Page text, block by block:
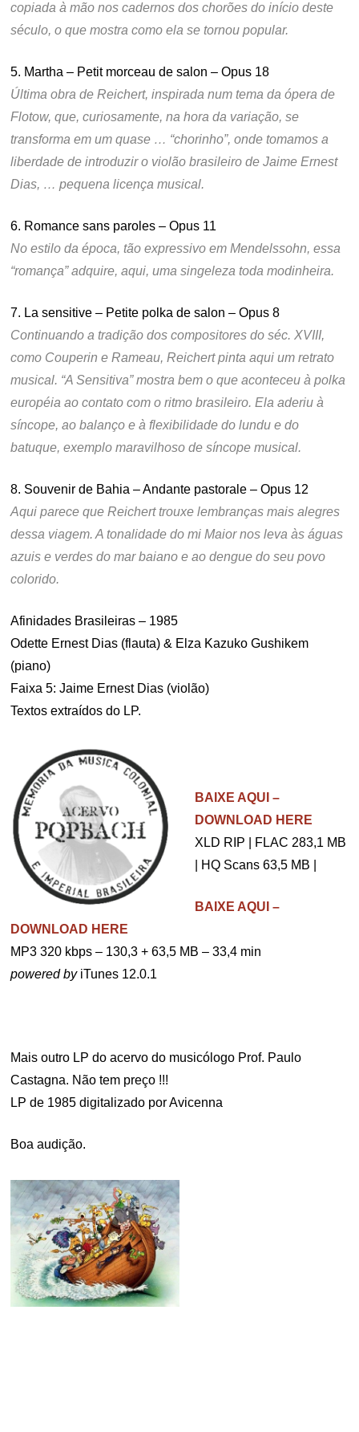
copiada à mão nos cadernos dos chorões do início deste
século, o que mostra como ela se tornou popular.
5. Martha – Petit morceau de salon – Opus 18
Última obra de Reichert, inspirada num tema da ópera de
Flotow, que, curiosamente, na hora da variação, se
transforma em um quase … “chorinho”, onde tomamos a
liberdade de introduzir o violão brasileiro de Jaime Ernest
Dias, … pequena licença musical.
6. Romance sans paroles – Opus 11
No estilo da época, tão expressivo em Mendelssohn, essa
“romança” adquire, aqui, uma singeleza toda modinheira.
7. La sensitive – Petite polka de salon – Opus 8
Continuando a tradição dos compositores do séc. XVIII,
como Couperin e Rameau, Reichert pinta aqui um retrato
musical. “A Sensitiva” mostra bem o que aconteceu à polka
européia ao contato com o ritmo brasileiro. Ela aderiu à
síncope, ao balanço e à flexibilidade do lundu e do
batuque, exemplo maravilhoso de síncope musical.
8. Souvenir de Bahia – Andante pastorale – Opus 12
Aqui parece que Reichert trouxe lembranças mais alegres
dessa viagem. A tonalidade do mi Maior nos leva às águas
azuis e verdes do mar baiano e ao dengue do seu povo
colorido.
Afinidades Brasileiras – 1985
Odette Ernest Dias (flauta) & Elza Kazuko Gushikem
(piano)
Faixa 5: Jaime Ernest Dias (violão)
Textos extraídos do LP.
BAIXE AQUI –
DOWNLOAD HERE
XLD RIP | FLAC 283,1 MB
| HQ Scans 63,5 MB |
BAIXE AQUI –
DOWNLOAD HERE
MP3 320 kbps – 130,3 + 63,5 MB – 33,4 min
powered byiTunes 12.0.1
Mais outro LP do acervo do musicólogo Prof. Paulo
Castagna. Não tem preço !!!
LP de 1985 digitalizado por Avicenna
Boa audição.